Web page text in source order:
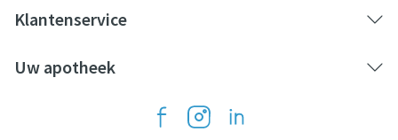
Klantenservice
Uw apotheek